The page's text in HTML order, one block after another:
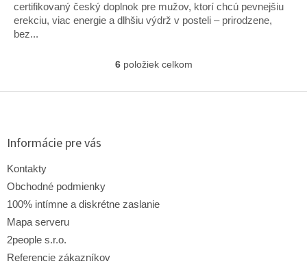
hviezdičiek.
certifikovaný český doplnok pre mužov, ktorí chcú pevnejšiu
erekciu, viac energie a dlhšiu výdrž v posteli – prirodzene,
bez...
O
l
r
v
6položiek celkom
Z
Informácie pre vás
Kontakty
Obchodné podmienky
100% intímne a diskrétne zaslanie
Mapa serveru
2people s.r.o.
Referencie zákazníkov